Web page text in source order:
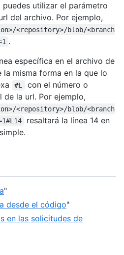
utilizar el parámetro
del archivo. Por ejemplo,
<repository>/blob/<branch
.
específica en el archivo de
la misma forma en la que lo
#L
con el número o
de la url. Por ejemplo,
<repository>/blob/<branch
resaltará la línea 14 en
"
desde el código"
en las solicitudes de